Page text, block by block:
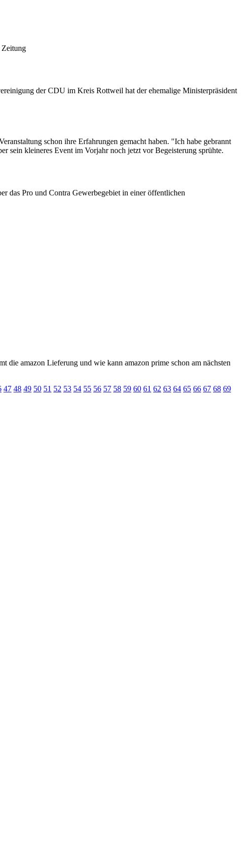
Zeitung
der CDU im Kreis Rottweil hat der ehemalige Ministerpräsident
schon ihre Erfahrungen gemacht haben. "Ich habe gebrannt
sein kleineres Event im Vorjahr noch jetzt vor Begeisterung sprühte.
das Pro und Contra Gewerbegebiet in einer öffentlichen
die amazon Lieferung und wie kann amazon prime schon am nächsten
47 48 49 50 51 52 53 54 55 56 57 58 59 60 61 62 63 64 65 66 67 68 69